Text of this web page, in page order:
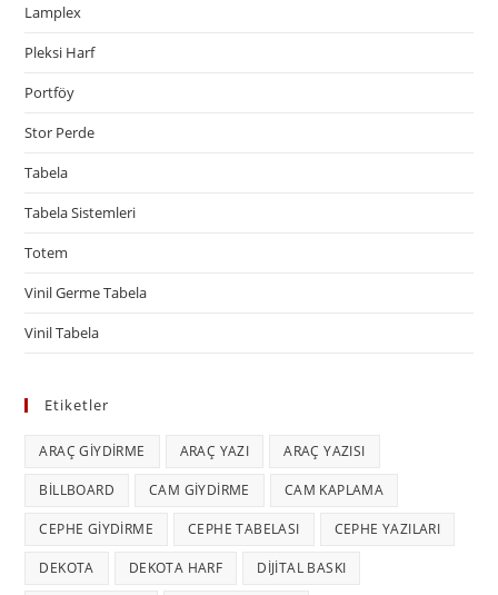
Lamplex
Pleksi Harf
Portföy
Stor Perde
Tabela
Tabela Sistemleri
Totem
Vinil Germe Tabela
Vinil Tabela
Etiketler
ARAÇ GIYDIRME ARAÇ YAZI ARAÇ YAZISI
BILLBOARD CAM GIYDIRME CAM KAPLAMA
CEPHE GIYDIRME CEPHE TABELASI CEPHE YAZILARI
DEKOTA DEKOTA HARF DIJITAL BASKI